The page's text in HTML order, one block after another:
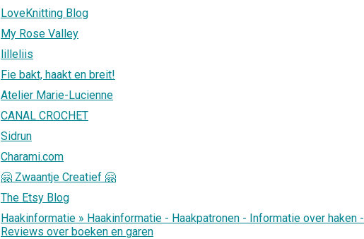
LoveKnitting Blog
My Rose Valley
lilleliis
Fie bakt, haakt en breit!
Atelier Marie-Lucienne
CANAL CROCHET
Sidrun
Charami.com
🤗 Zwaantje Creatief 🤗
The Etsy Blog
Haakinformatie » Haakinformatie - Haakpatronen - Informatie over haken -
Reviews over boeken en garen